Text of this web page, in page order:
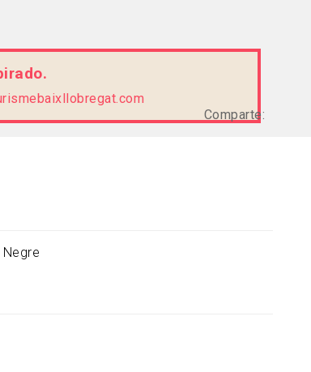
Comparte: